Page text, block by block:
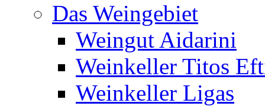
Das Weingebiet
Weingut Aidarini
Weinkeller Titos
Weinkeller Ligas